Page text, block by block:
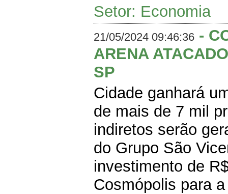
Setor: Economia
21/05/2024 09:46:36 -
ARENA
SP
Cidade ganhará
de mais de 7 mil
indiretos serão
do Grupo São
investimento de
Cosmópolis para